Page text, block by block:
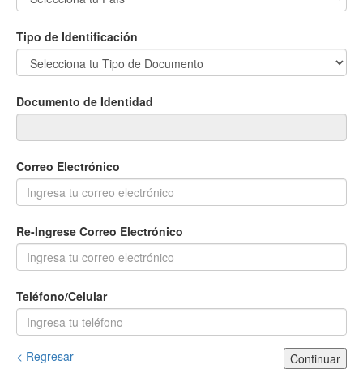
Tipo de Identificación
Documento de Identidad
Correo Electrónico
Re-Ingrese Correo Electrónico
Teléfono/Celular
< Regresar
Continuar